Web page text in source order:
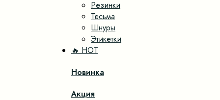
Резинки
Тесьма
Шнуры
Этикетки
🔥 HOT
Новинка
Акция